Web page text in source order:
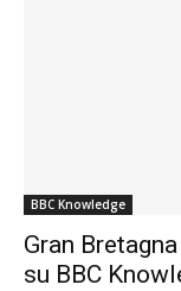
BBC Knowledge
Gran
su BBC